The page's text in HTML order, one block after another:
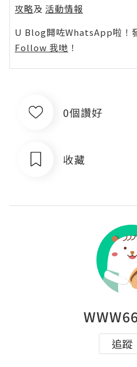
攻略及 活動情報
U Blog開咗WhatsApp啦！
Follow 我哋 ！
0個讚好
收藏
追蹤